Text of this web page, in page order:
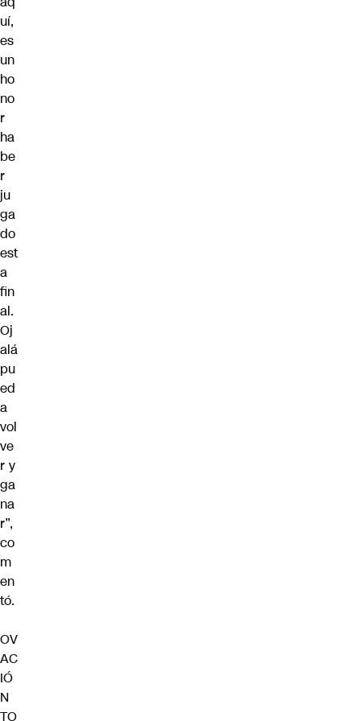
uí,
es
un
ho
no
r
ha
be
r
ju
ga
do
est
a
fin
al.
Oj
alá
pu
ed
a
vol
ve
r y
ga
na
r”,
co
m
en
tó.
OV
AC
IÓ
N
TO